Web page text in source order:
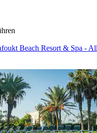
Beach Resort & Spa -